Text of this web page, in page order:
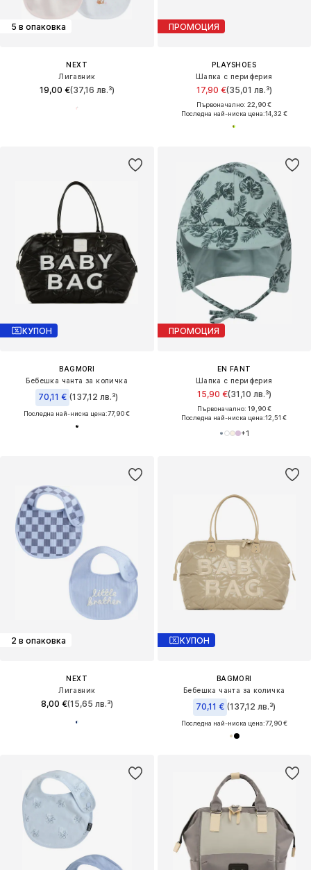
5 в опаковка
NEXT
Лигавник
19,00 €(37,16 лв.³)
ПРОМОЦИЯ
PLAYSHOES
Шапка с периферия
17,90 €(35,01 лв.³)
Първоначално: 22,90 €
Последна най-ниска цена:14,32 €
КУПОН
BAGMORI
Бебешка чанта за количка
70,11 € (137,12 лв.³)
Последна най-ниска цена:77,90 €
ПРОМОЦИЯ
EN FANT
Шапка с периферия
15,90 €(31,10 лв.³)
Първоначално: 19,90 €
Последна най-ниска цена:12,51 €
+1
2 в опаковка
NEXT
Лигавник
8,00 €(15,65 лв.³)
КУПОН
BAGMORI
Бебешка чанта за количка
70,11 € (137,12 лв.³)
Последна най-ниска цена:77,90 €